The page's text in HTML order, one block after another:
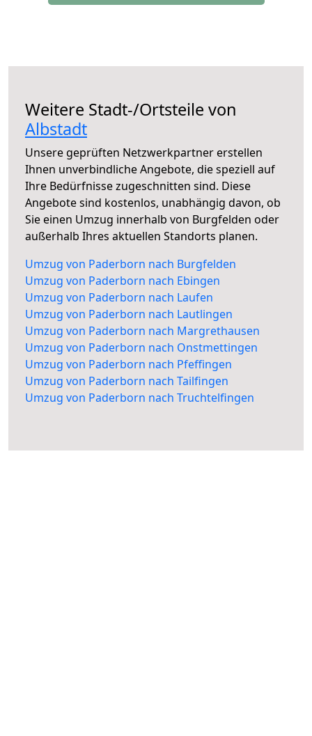
Weitere Stadt-/Ortsteile von
Albstadt
Unsere geprüften Netzwerkpartner erstellen
Ihnen unverbindliche Angebote, die speziell auf
Ihre Bedürfnisse zugeschnitten sind. Diese
Angebote sind kostenlos, unabhängig davon, ob
Sie einen Umzug innerhalb von Burgfelden oder
außerhalb Ihres aktuellen Standorts planen.
Umzug von Paderborn nach Burgfelden
Umzug von Paderborn nach Ebingen
Umzug von Paderborn nach Laufen
Umzug von Paderborn nach Lautlingen
Umzug von Paderborn nach Margrethausen
Umzug von Paderborn nach Onstmettingen
Umzug von Paderborn nach Pfeffingen
Umzug von Paderborn nach Tailfingen
Umzug von Paderborn nach Truchtelfingen